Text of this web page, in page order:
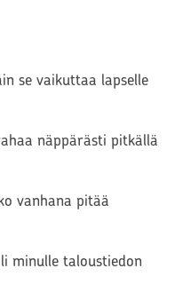
se vaikuttaa lapselle
näppärästi pitkällä
vanhana pitää
minulle taloustiedon